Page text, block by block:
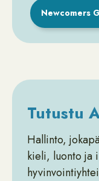
Newcomers
Tutustu
Hallinto,
kieli, luonto ja